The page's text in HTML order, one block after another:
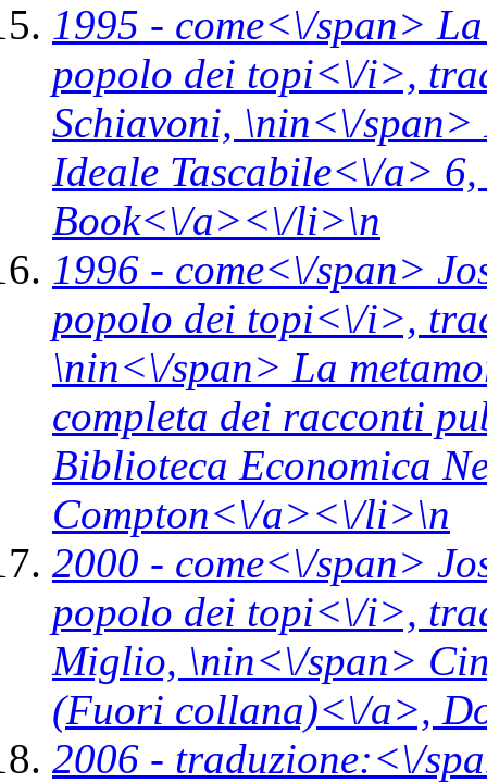
1995 - come<\/span>
popolo dei topi<\/i>,
Schiavoni, \nin<\/span>
Ideale Tascabile<\/a> 6,
Book<\/a><\/li>\n
1996 - come<\/span>
popolo dei topi<\/i>,
\nin<\/span> La
completa dei racconti
Biblioteca Economica
Compton<\/a><\/li>\n
2000 - come<\/span>
popolo dei topi<\/i>,
Miglio, \nin<\/span>
(Fuori collana)<\/a>,
2006 - traduzione:<\/